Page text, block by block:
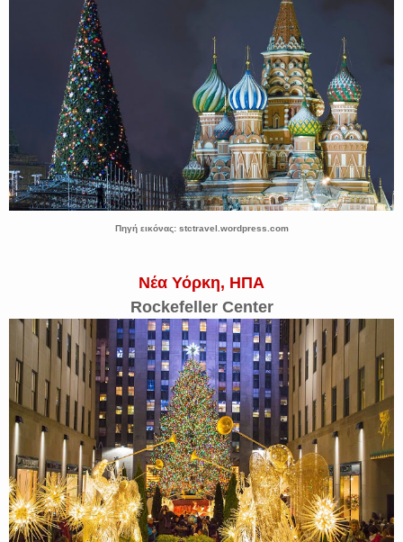
Πηγή εικόνας: stctravel.wordpress.com
Νέα Υόρκη, ΗΠΑ
Rockefeller Center